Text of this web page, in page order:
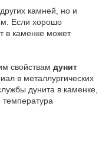
камней, но и
Если хорошо
в каменке может
свойствам дунит
в металлургических
дунита в каменке,
температура